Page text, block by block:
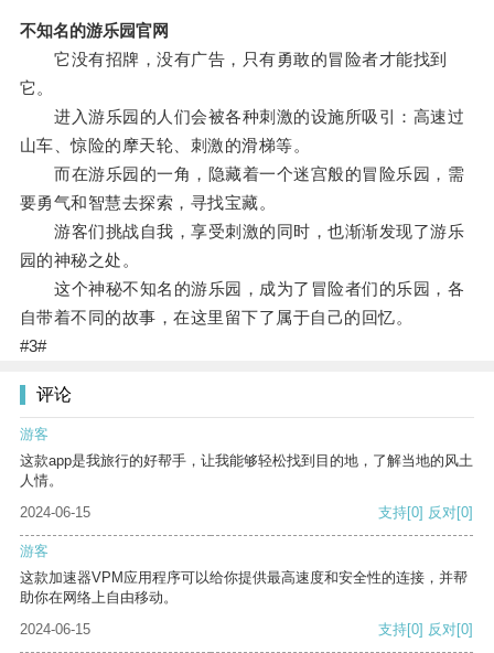
不知名的游乐园官网
它没有招牌，没有广告，只有勇敢的冒险者才能找到
它。
进入游乐园的人们会被各种刺激的设施所吸引：高速过
山车、惊险的摩天轮、刺激的滑梯等。
而在游乐园的一角，隐藏着一个迷宫般的冒险乐园，需
要勇气和智慧去探索，寻找宝藏。
游客们挑战自我，享受刺激的同时，也渐渐发现了游乐
园的神秘之处。
这个神秘不知名的游乐园，成为了冒险者们的乐园，各
自带着不同的故事，在这里留下了属于自己的回忆。
#3#
评论
游客
这款app是我旅行的好帮手，让我能够轻松找到目的地，了解当地的风土
人情。
2024-06-15
支持[0] 反对[0]
游客
这款加速器VPM应用程序可以给你提供最高速度和安全性的连接，并帮
助你在网络上自由移动。
2024-06-15
支持[0] 反对[0]